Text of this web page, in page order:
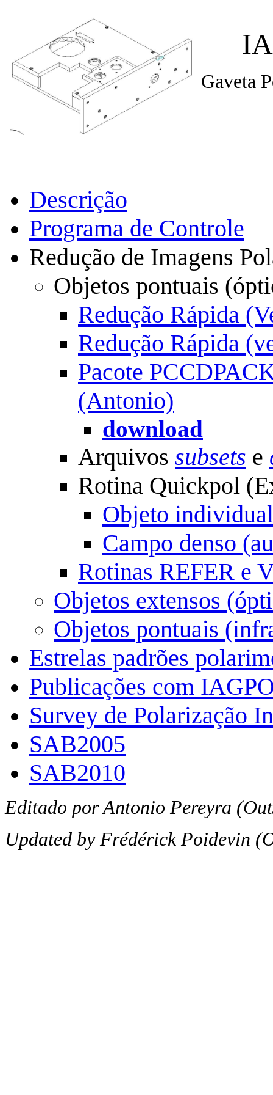
Gaveta
Descrição
Programa de Controle
Redução de Imagens
Objetos pontuais
Redução Rápida
Redução Rápida
Pacote
(Antonio)
download
Arquivos subsets e
Rotina Quickpol
Objeto
Campo denso
Rotinas REFER e
Objetos extensos
Objetos pontuais
Estrelas padrões
Publicações com
Survey de Polarização
SAB2005
SAB2010
Editado por Antonio Pereyra
Updated by Frédérick Poidevin